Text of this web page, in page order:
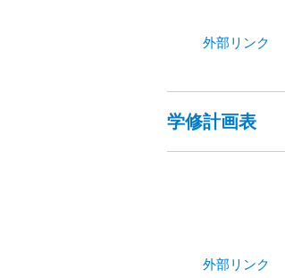
外部リンク
学修計画表
外部リンク